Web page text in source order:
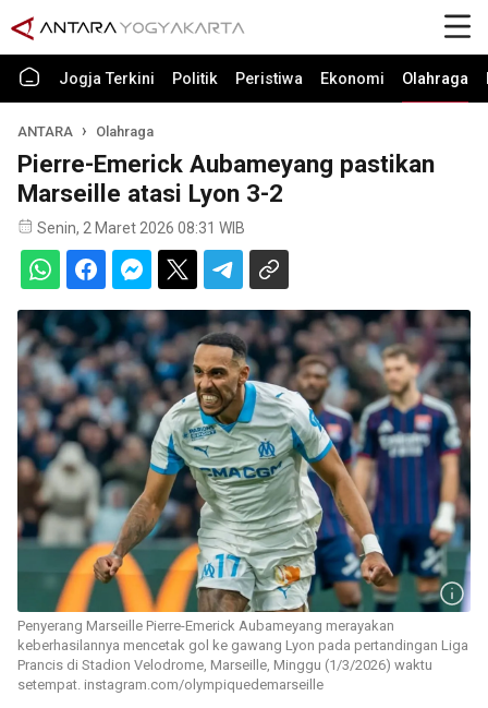
Jogja Terkini Politik Peristiwa Ekonomi Olahraga
ANTARA Olahraga
Pierre-Emerick Aubameyang pastikan
Marseille atasi Lyon 3-2
Senin, 2 Maret 2026 08:31 WIB
Penyerang Marseille Pierre-Emerick Aubameyang merayakan
keberhasilannya mencetak gol ke gawang Lyon pada pertandingan Liga
Prancis di Stadion Velodrome, Marseille, Minggu (1/3/2026) waktu
setempat. instagram.com/olympiquedemarseille